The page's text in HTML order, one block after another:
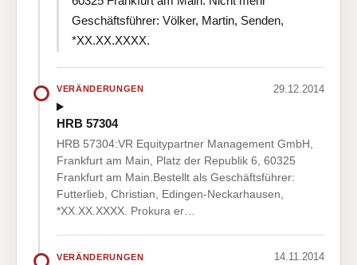
Geschäftsführer: Völker, Martin, Senden,
*XX.XX.XXXX.
VERÄNDERUNGEN 29.12.2014
HRB 57304
HRB 57304:VR Equitypartner Management GmbH,
Frankfurt am Main, Platz der Republik 6, 60325
Frankfurt am Main.Bestellt als Geschäftsführer:
Futterlieb, Christian, Edingen-Neckarhausen,
*XX.XX.XXXX. Prokura er…
VERÄNDERUNGEN 14.11.2014